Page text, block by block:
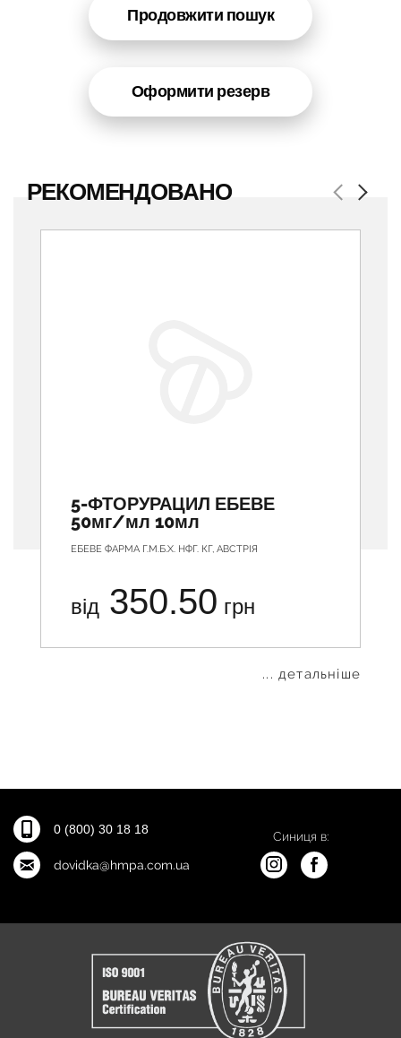
Продовжити пошук
Оформити резерв
РЕКОМЕНДОВАНО Previous
5-ФТОРУРАЦИЛ ЕБЕВЕ
50мг/мл 10мл
ЕБЕВЕ ФАРМА Г.М.Б.Х. НФГ. КГ, АВСТРІЯ
від 350.50 грн
... детальніше
Next
0 (800) 30 18 18
dovidka@hmpa.com.ua
Синиця в: